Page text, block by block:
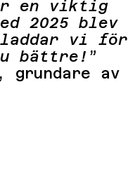
en viktig
2025 blev
laddar vi för
bättre! ”
grundare av